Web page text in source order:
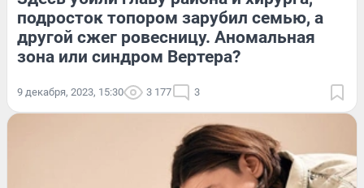
подросток топором зарубил семью, а
другой сжег ровесницу. Аномальная
зона или синдром Вертера?
9 декабря, 2023, 15:30 3 177 3